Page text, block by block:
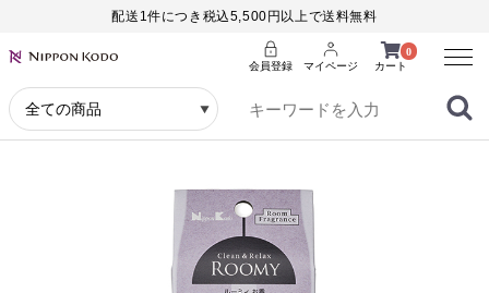
配送1件につき税込5,500円以上で送料無料
0
カート
会員登録 マイページ
Menu